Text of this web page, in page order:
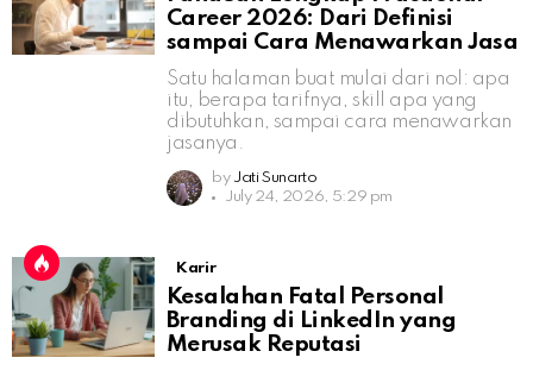
Career 2026: Dari Definisi
sampai Cara Menawarkan Jasa
Satu halaman buat mulai dari nol: apa
itu, berapa tarifnya, skill apa yang
dibutuhkan, sampai cara menawarkan
jasanya.
by Jati Sunarto
July 24, 2026, 5:29 pm
Karir
Kesalahan Fatal Personal
Branding di LinkedIn yang
Merusak Reputasi